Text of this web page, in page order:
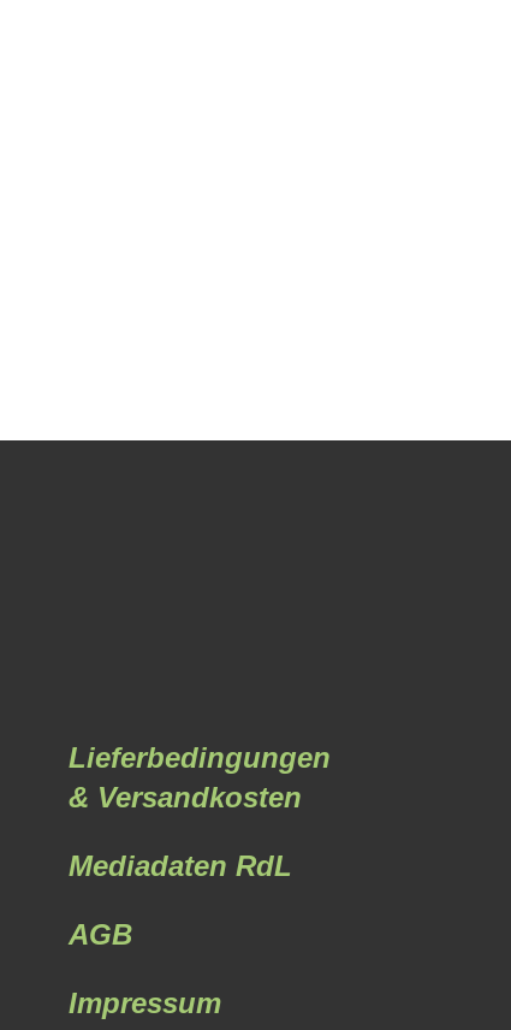
Lieferbedingungen
& Versandkosten
Mediadaten RdL
AGB
Impressum